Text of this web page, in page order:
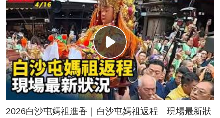
2026白沙屯媽祖進香｜白沙屯媽祖返程 現場最新狀